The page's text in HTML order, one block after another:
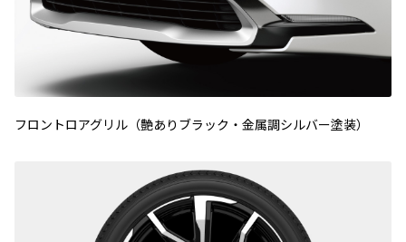
フロントロアグリル（艶ありブラック・金属調シルバー塗装）